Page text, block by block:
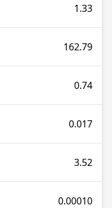
1.33
162.79
0.74
0.017
3.52
0.00010